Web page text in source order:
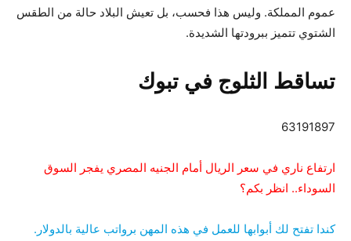
عموم المملكة. وليس هذا فحسب، بل تعيش البلاد حالة من الطقس
الشتوي تتميز ببرودتها الشديدة.
تساقط الثلوج في تبوك
63191897
ارتفاع ناري في سعر الريال أمام الجنيه المصري يفجر السوق
السوداء.. انظر بكم؟
كندا تفتح لك أبوابها للعمل في هذه المهن برواتب عالية بالدولار.